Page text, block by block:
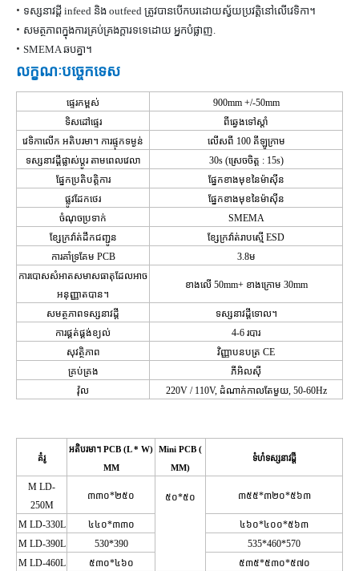
• ទស្សនាវដ្ដី infeed និង outfeed ត្រូវបានបើកបរដោយស្វ័យប្រវត្តិនៅលើវេទិកា។
• សមត្ថភាពក្នុងការគ្រប់គ្រងក្តារទទេដោយ អ្នកបំផ្លាញ
• SMEMA ឆបគ្នា។
លក្ខណៈបច្ចេកទេស
ផ្ទេរកម្ពស់
900mm +/-50mm
ទិសដៅផ្ទេរ
ពីឆ្វេងទៅស្តាំ
វេទិកាលើក អតិបរមា។ ការផ្ទុកទម្ងន់
លើសពី 100 គីឡូក្រាម
ទស្សនាវដ្តីផ្លាស់ប្តូរ តាមពេលវេលា 30s (ស្រេចចិត្ត : 15s)
ផ្នែកប្រតិបត្តិការ
ផ្នែកខាងមុខនៃម៉ាស៊ីន
ផ្លូវដែកថេរ
ផ្នែកខាងមុខនៃម៉ាស៊ីន
ចំណុចប្រទាក់
SMEMA
ខ្សែក្រវ៉ាត់ដឹកជញ្ជូន
ខ្សែក្រវ៉ាត់រាបស្មើ ESD
ការគាំទ្រគែម PCB
3.8ម
ការបោសសំអាតសមាសធាតុដែលអាច
អនុញ្ញាតបាន។
ខាងលើ 50mm+ ខាងក្រោម 30mm
សមត្ថភាពទស្សនាវដ្តី
ទស្សនាវដ្តីទោល។
ការផ្គត់ផ្គង់ខ្យល់
4-6 របារ
សុវត្ថិភាព
វិញ្ញាបនបត្រ CE
គ្រប់គ្រង
ភីអិលស៊ី
វ៉ុល
220V / 110V, ដំណាក់កាលតែមួយ, 50-60Hz
គំរូ
អតិបរមា។ PCB (L* W)
MM
Mini PCB (
MM)
ទំហំទស្សនាវដ្តី
M LD-
250M
៣៣០*២៥០ ៥០*៥០ ៣៥៥*៣២០*៥៦៣
M LD-330L ៤៤០*៣៣០
៤៦០*៤០០*៥៦៣
M LD-390L 530*390
535*460*570
M LD-460L ៥៣០*៤៦០ ៥៣៥*៥៣០*៥៧០